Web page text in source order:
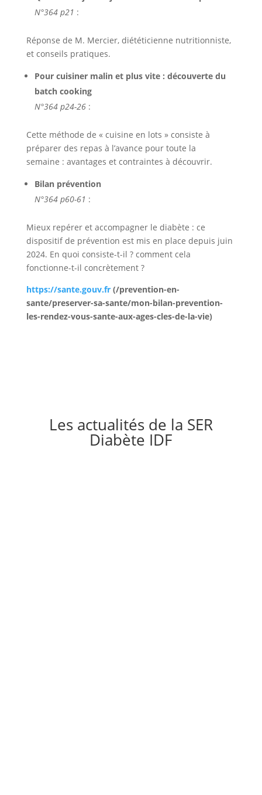
N°364 p21 :
Réponse de M. Mercier, diététicienne nutritionniste,
et conseils pratiques.
Pour cuisiner malin et plus vite : découverte du
batch cooking
N°364 p24-26:
Cette méthode de « cuisine en lots » consiste à
préparer des repas à l’avance pour toute la
semaine : avantages et contraintes à découvrir.
Bilan prévention
N°364 p60-61 :
Mieux repérer et accompagner le diabète : ce
dispositif de prévention est mis en place depuis juin
2024. En quoi consiste-t-il ? comment cela
fonctionne-t-il concrètement ?
https://sante.gouv.fr(/prevention-en-
sante/preserver-sa-sante/mon-bilan-prevention-
les-rendez-vous-sante-aux-ages-cles-de-la-vie)
Les actualités de la SER
Diabète IDF